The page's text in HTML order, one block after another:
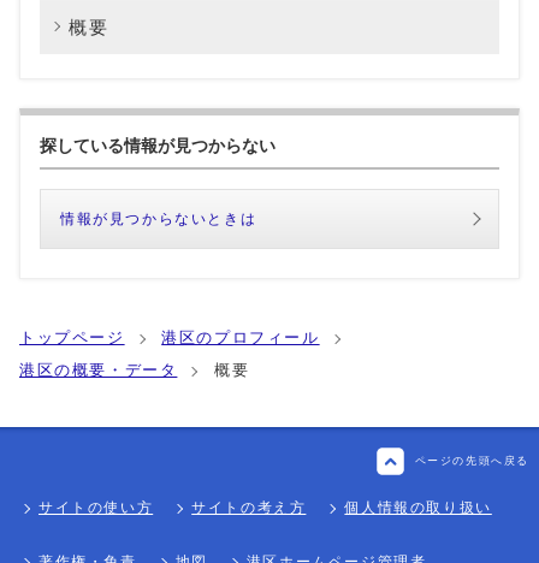
概要
探している情報が見つからない
情報が見つからないときは
トップページ
港区のプロフィール
港区の概要・データ
概要
ページの先頭へ戻る
サイトの使い方 サイトの考え方 個人情報の取り扱い